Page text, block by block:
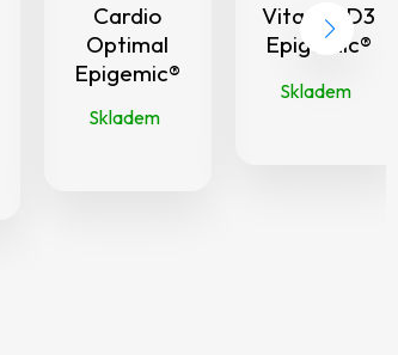
Cardio
Optimal
Epigemic®
Skladem
Vitamin D3
Epigemic®
Skladem